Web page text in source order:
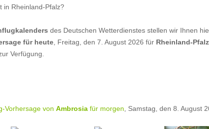
in Rheinland-Pfalz?
des Deutschen Wetterdienstes stellen wir Ihnen
für heute , Freitag, den 7. August 2026 für Rheinland-Pfalz
Verfügung.
Vorhersage von Ambrosia für morgen , Samstag, den 8. August